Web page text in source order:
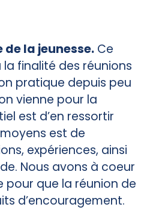
de la jeunesse. Ce
finalité des réunions
pratique depuis peu
vienne pour la
est d’en ressortir
est de
expériences, ainsi
Nous avons à coeur
pour que la réunion de
d’encouragement.